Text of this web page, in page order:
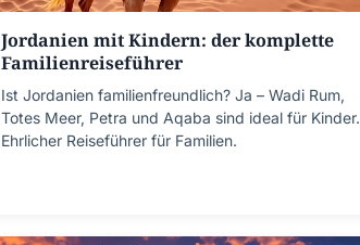
Jordanien mit Kindern: der komplette
Familienreiseführer
Ist Jordanien familienfreundlich? Ja – Wadi Rum,
Totes Meer, Petra und Aqaba sind ideal für Kinder.
Ehrlicher Reiseführer für Familien.